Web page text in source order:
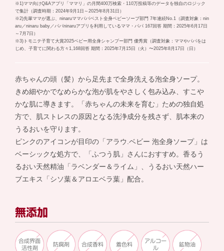
※1)ママ向けQ&Aアプリ「ママリ」の月間400万検索・110万投稿等のデータを独自のロジック
で集計（調査時期：2024年9月1日～2025年8月31日）
※2)先輩ママが選ぶ、ninaruママパパベスト全身ベビーソープ部門 7年連続No.1（調査対象：nin
aru／ninaru baby／パパninaruアプリを利用しているママ・パパ 167回答 期間：2025年6月17日
～7月7日）
※3)トモニテ子育て大賞2025ベビー用全身シャンプー部門 優秀賞（調査対象：ママやパパをは
じめ、子育てに関わる方々1,168回答 期間：2025年7月15日（火）〜2025年8月17日（日）
赤ちゃんの頭（髪）から足先まで全身洗える泡全身ソープ。
きめ細やかでなめらかな泡が肌をやさしく包み込み、すこや
かな肌に導きます。「赤ちゃんの未来を育む」ための独自処
方で、肌ストレスの原因となる洗浄成分を残さず、肌本来の
うるおいを守ります。
ピンクのアイコンが目印の「アラウ.ベビー 泡全身ソープ」は
ベーシックな処方で、「ふつう肌」さんにおすすめ。香るう
るおい天然精油「ラベンダー＆ライム」、うるおい天然ハー
ブエキス「シソ葉＆アロエベラ葉」配合。
無添加
合成界面
活性剤
防腐剤 合成香料 着色料
アルコー
ル
鉱物油